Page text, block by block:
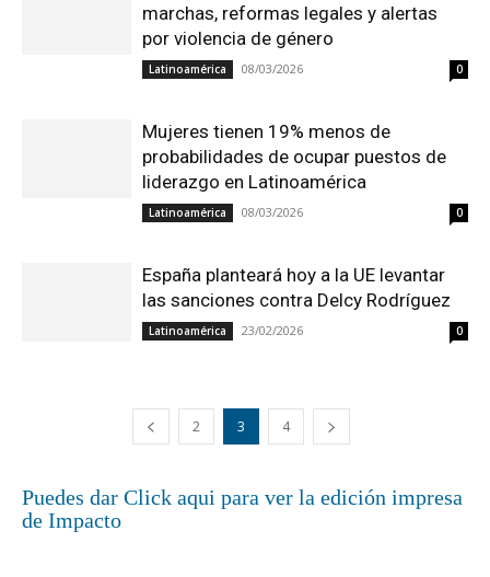
marchas, reformas legales y alertas
por violencia de género
Latinoamérica 08/03/2026 0
Mujeres tienen 19% menos de
probabilidades de ocupar puestos de
liderazgo en Latinoamérica
Latinoamérica 08/03/2026 0
España planteará hoy a la UE levantar
las sanciones contra Delcy Rodríguez
Latinoamérica 23/02/2026 0
2 3 4
Puedes dar Click aqui para ver la edición impresa
de Impacto